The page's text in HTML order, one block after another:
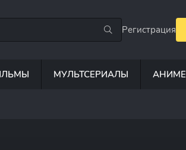
Регистрация
МУЛЬТСЕРИАЛЫ АНИМЕ